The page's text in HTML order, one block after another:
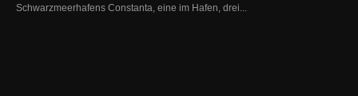
Schwarzmeerhafens Constanta, eine im Hafen, drei...